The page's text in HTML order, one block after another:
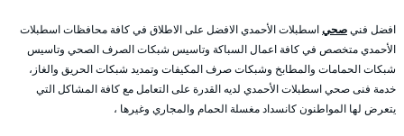
افضل فنيصحياسطبلات الأحمدي الافضل على الاطلاق في كافة محافظات اسطبلات
الأحمدي متخصص في كافة اعمال السباكة وتاسيس شبكات الصرف الصحي وتاسيس
شبكات الحمامات والمطابخ وشبكات صرف المكيفات وتمديد شبكات الحريق والغاز،
خدمة فنى صحي اسطبلات الأحمدي لديه القدرة على التعامل مع كافة المشاكل التي
يتعرض لها المواطنون كانسداد مغسلة الحمام والمجاري وغيرها ،